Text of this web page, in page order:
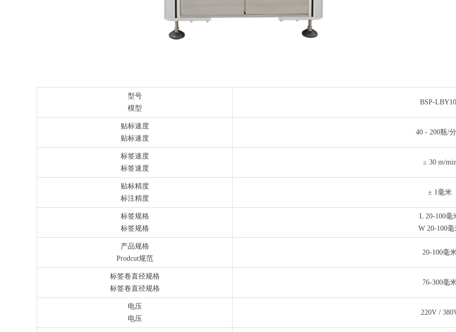
型号
模型
BSP-
贴标速度
贴标速度
40 - 200瓶/
标签速度
标签速度
≤ 30 m/
贴标精度
标注精度
± 1毫米
标签规格
标签规格
L 20-100毫
W 20-100毫
产品规格
Prodcut规范
20-100毫
标签卷直径规格
标签卷直径规格
76-300毫
电压
电压
220V /